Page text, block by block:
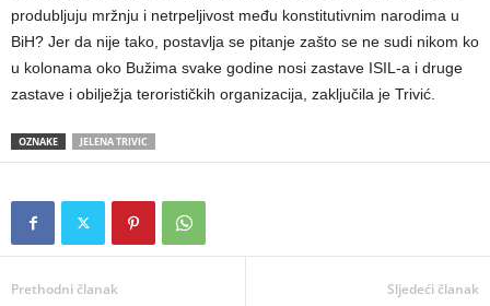
produbljuju mržnju i netrpeljivost među konstitutivnim narodima u
BiH? Jer da nije tako, postavlja se pitanje zašto se ne sudi nikom ko
u kolonama oko Bužima svake godine nosi zastave ISIL-a i druge
zastave i obilježja terorističkih organizacija, zaključila je Trivić.
OZNAKE JELENA TRIVIC
Prethodni članak Sljedeći članak